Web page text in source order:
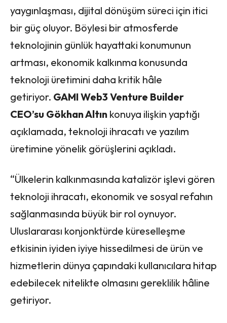
yaygınlaşması, dijital dönüşüm süreci için itici
bir güç oluyor. Böylesi bir atmosferde
teknolojinin günlük hayattaki konumunun
artması, ekonomik kalkınma konusunda
teknoloji üretimini daha kritik hâle
getiriyor. GAMI Web3 Venture Builder
CEO’su Gökhan Altın konuya ilişkin yaptığı
açıklamada, teknoloji ihracatı ve yazılım
üretimine yönelik görüşlerini açıkladı.
“Ülkelerin kalkınmasında katalizör işlevi gören
teknoloji ihracatı, ekonomik ve sosyal refahın
sağlanmasında büyük bir rol oynuyor.
Uluslararası konjonktürde küreselleşme
etkisinin iyiden iyiye hissedilmesi de ürün ve
hizmetlerin dünya çapındaki kullanıcılara hitap
edebilecek nitelikte olmasını gereklilik hâline
getiriyor.